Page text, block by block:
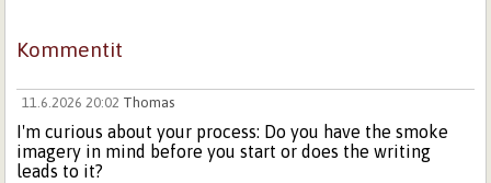
Kommentit
11.6.2026 20:02 Thomas
I'm curious about your process: Do you have the smoke
imagery in mind before you start or does the writing
leads to it?